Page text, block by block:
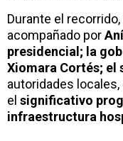
Durante el
acompañado por
presidencial; la
Xiomara Cortés; el
autoridades
el significativo
infraestructura